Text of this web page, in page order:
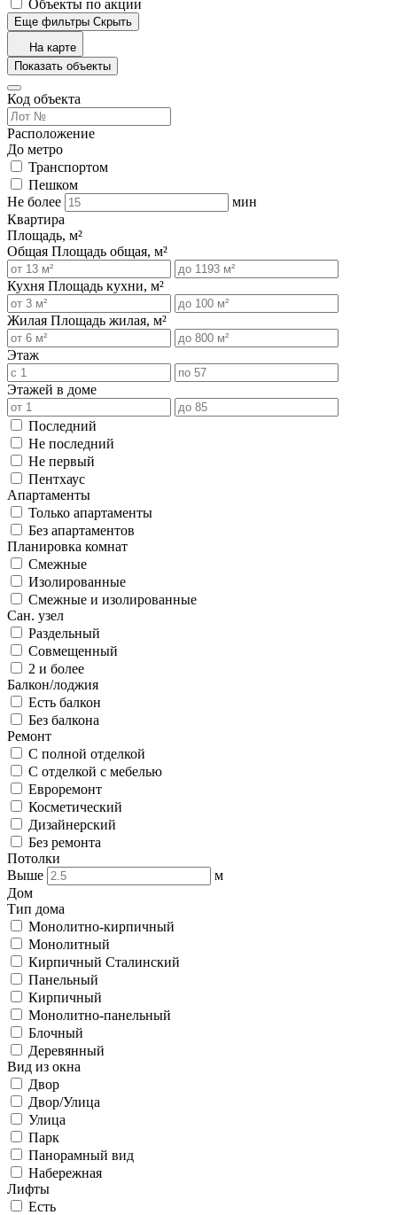
Объекты по акции
Еще фильтры Скрыть
На карте
Показать объекты
Код объекта
Расположение
До метро
Транспортом
Пешком
Не более
мин
Квартира
Площадь, м²
Общая Площадь общая, м²
Кухня Площадь кухни, м²
Жилая Площадь жилая, м²
Этаж
Этажей в доме
Последний
Не последний
Не первый
Пентхаус
Апартаменты
Только апартаменты
Без апартаментов
Планировка комнат
Смежные
Изолированные
Смежные и изолированные
Сан. узел
Раздельный
Совмещенный
2 и более
Балкон/лоджия
Есть балкон
Без балкона
Ремонт
С полной отделкой
С отделкой с мебелью
Евроремонт
Косметический
Дизайнерский
Без ремонта
Потолки
Выше
м
Дом
Тип дома
Монолитно-кирпичный
Монолитный
Кирпичный Сталинский
Панельный
Кирпичный
Монолитно-панельный
Блочный
Деревянный
Вид из окна
Двор
Двор/Улица
Улица
Парк
Панорамный вид
Набережная
Лифты
Есть